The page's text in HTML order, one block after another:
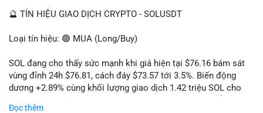
🔮 TÍN HIỆU GIAO DỊCH CRYPTO - SOLUSDT
Loại tín hiệu: 🟢 MUA (Long/Buy)
SOL đang cho thấy sức mạnh khi giá hiện tại $76.16 bám sát
vùng đỉnh 24h $76.81, cách đáy $73.57 tới 3.5%. Biến động
dương +2.89% cùng khối lượng giao dịch 1.42 triệu SOL cho
Đọc thêm